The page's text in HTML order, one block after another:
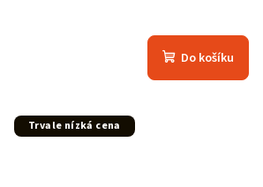
Do košíku
Trvale nízká cena